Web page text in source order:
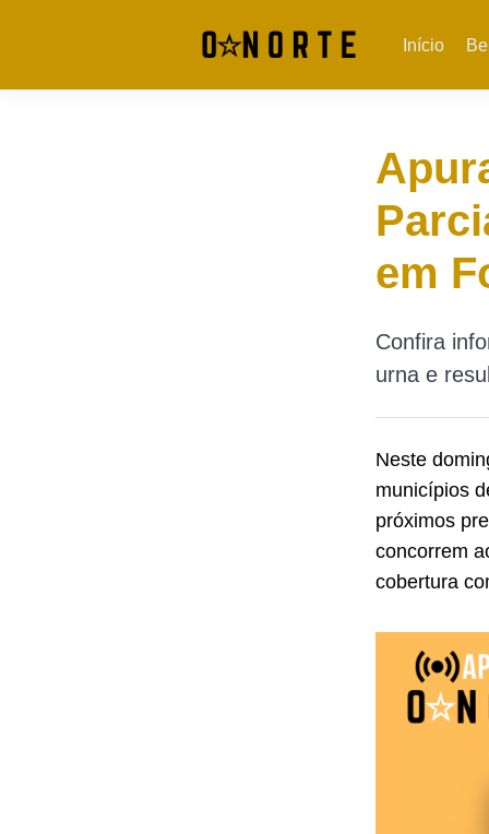
Início
em
Confira
urna e
Neste
municípios
próximos
concorrem
cobertura